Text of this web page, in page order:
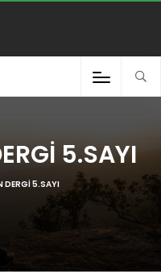
5.SAYI
DERGİ 5.SAYI